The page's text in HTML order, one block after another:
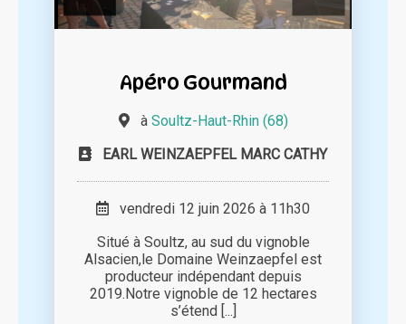
Apéro Gourmand
à Soultz-Haut-Rhin (68)
EARL WEINZAEPFEL MARC CATHY
vendredi 12 juin 2026 à 11h30
Situé à Soultz, au sud du vignoble
Alsacien,le Domaine Weinzaepfel est
producteur indépendant depuis
2019.Notre vignoble de 12 hectares
s’étend [...]